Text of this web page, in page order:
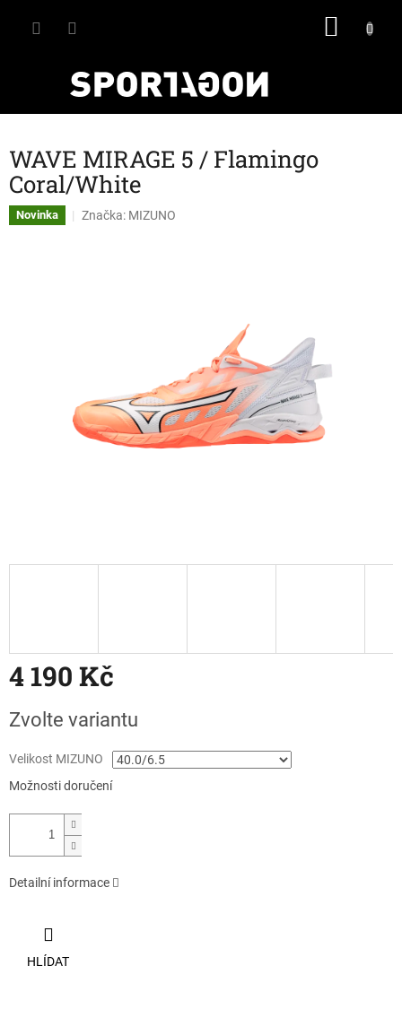
WAVE MIRAGE 5 / Flamingo
Coral/White
Novinka Značka: MIZUNO
4 190 Kč
cena:
Zvolte variantu
Velikost MIZUNO
Možnosti doručení
Detailní informace
HLÍDAT